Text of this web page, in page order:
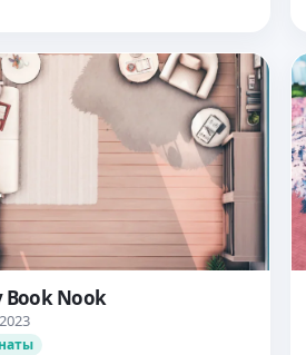
Book Nook